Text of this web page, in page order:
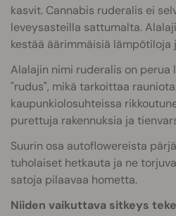
kasvit. Cannabis ruderalis ei
leveysasteilla sattumalta.
kestää äärimmäisiä lämpötiloja
Alalajin nimi ruderalis on perua
"rudus", mikä tarkoittaa
kaupunkiolosuhteissa
purettuja rakennuksia ja
Suurin osa autoflowereista
tuholaiset hetkauta ja ne
satoja pilaavaa hometta.
Niiden vaikuttava sitkeys